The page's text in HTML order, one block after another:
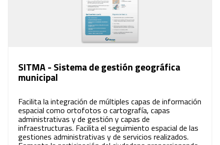
SITMA - Sistema de gestión geográfica
municipal
Facilita la integración de múltiples capas de información
espacial como ortofotos o cartografía, capas
administrativas y de gestión y capas de
infraestructuras. Facilita el seguimiento espacial de las
gestiones administrativas y de servicios realizados.